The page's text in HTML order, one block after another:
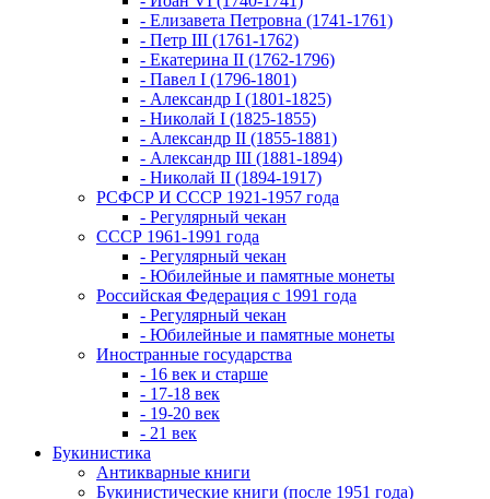
- Елизавета Петровна (1741-1761)
- Петр III (1761-1762)
- Екатерина II (1762-1796)
- Павел I (1796-1801)
- Александр I (1801-1825)
- Николай I (1825-1855)
- Александр II (1855-1881)
- Александр III (1881-1894)
- Николай II (1894-1917)
РСФСР И СССР 1921-1957 года
- Регулярный чекан
СССР 1961-1991 года
- Регулярный чекан
- Юбилейные и памятные монеты
Российская Федерация с 1991 года
- Регулярный чекан
- Юбилейные и памятные монеты
Иностранные государства
- 16 век и старше
- 17-18 век
- 19-20 век
- 21 век
Букинистика
Антикварные книги
Букинистические книги (после 1951 года)